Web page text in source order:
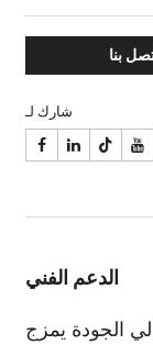
بنا
شارك لـ

الدعم الفني
الجودة يمزج